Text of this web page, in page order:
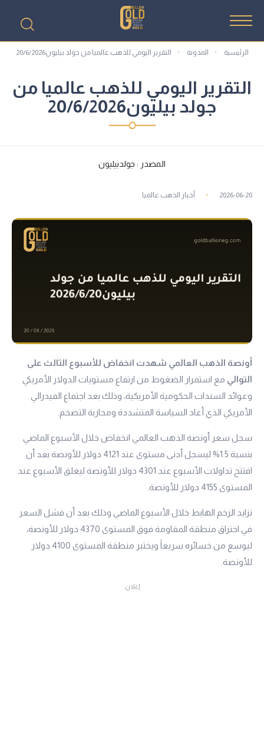
الرئيسية المدونة التقرير اليومي للذهب عالميا من جولد بيليون20/6/2026
التقرير اليومي للذهب عالميا من
جولد بيليون20/6/2026
المصدر : جولدبيليون
2026-06-20 أخبار الذهب عالميا
أونصة الذهب العالمي شهدت انخفاض للأسبوع الثالث على
التوالي مع استمرار الضغوط من ارتفاع مستويات الدولار الأمريكي
وعوائد السندات الحكومية الأمريكية، وذلك بعد اجتماع الفيدرالي
الأمريكي الذي أعاد السياسة المتشددة ومحاربة التضخم.
سجل سعر أونصة الذهب العالمي انخفاض خلال الأسبوع الماضي
بنسبة 1.5% ليسجل أدنى مستوى عند 4121 دولار للأونصة بعد أن
افتتح تداولات الأسبوع عند 4301 دولار للأونصة ليغلق الأسبوع عند
المستوى 4155 دولار للأونصة.
تزايد الزخم الهابط خلال الأسبوع الماضي وذلك بعد أن فشل السعر
في اختراق منطقة المقاومة فوق المستوى 4370 دولار للأونصة،
ليوسع من خسائره سريعاً ويختبر منطقة المستوى 4100 دولار
للأونصة.
إعلان